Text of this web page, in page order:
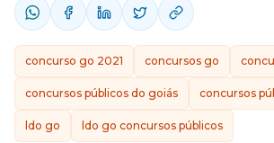
concurso go 2021 concursos go
concursos públicos do goiás concursos
ldo go ldo go concursos públicos